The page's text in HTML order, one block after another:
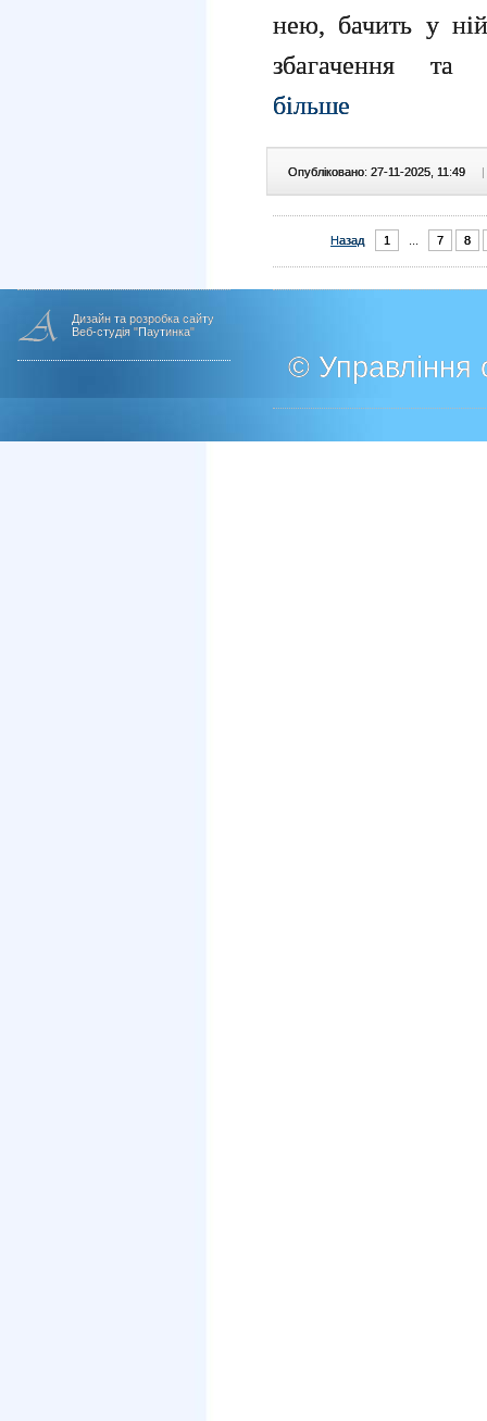
нею, бачить у ній
збагачення та
більше
Опубліковано: 27-11-2025, 11:49 |
Назад 1 7 8
Дизайн та розробка сайту
Веб-студія "Паутинка"
© Управління